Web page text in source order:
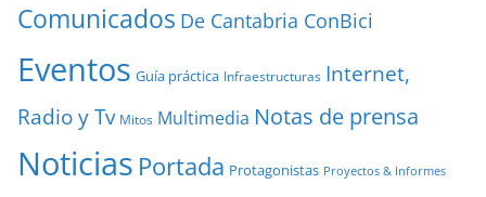
Comunicados De Cantabria ConBici
Eventos Guía práctica Infraestructuras Internet,
Radio y Tv Mitos Multimedia Notas de prensa
Noticias Portada Protagonistas Proyectos & Informes